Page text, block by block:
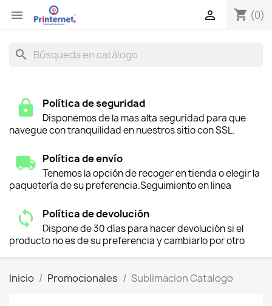
 shopping_cart (0)

search
Política de seguridad
Disponemos de la mas alta seguridad para que
navegue con tranquilidad en nuestros sitio con SSL.
Política de envío
Tenemos la opción de recoger en tienda o elegir la
paquetería de su preferencia.Seguimiento en linea
Política de devolución
Dispone de 30 días para hacer devolución si el
producto no es de su preferencia y cambiarlo por otro
Inicio Promocionales Sublimacion Catalogo